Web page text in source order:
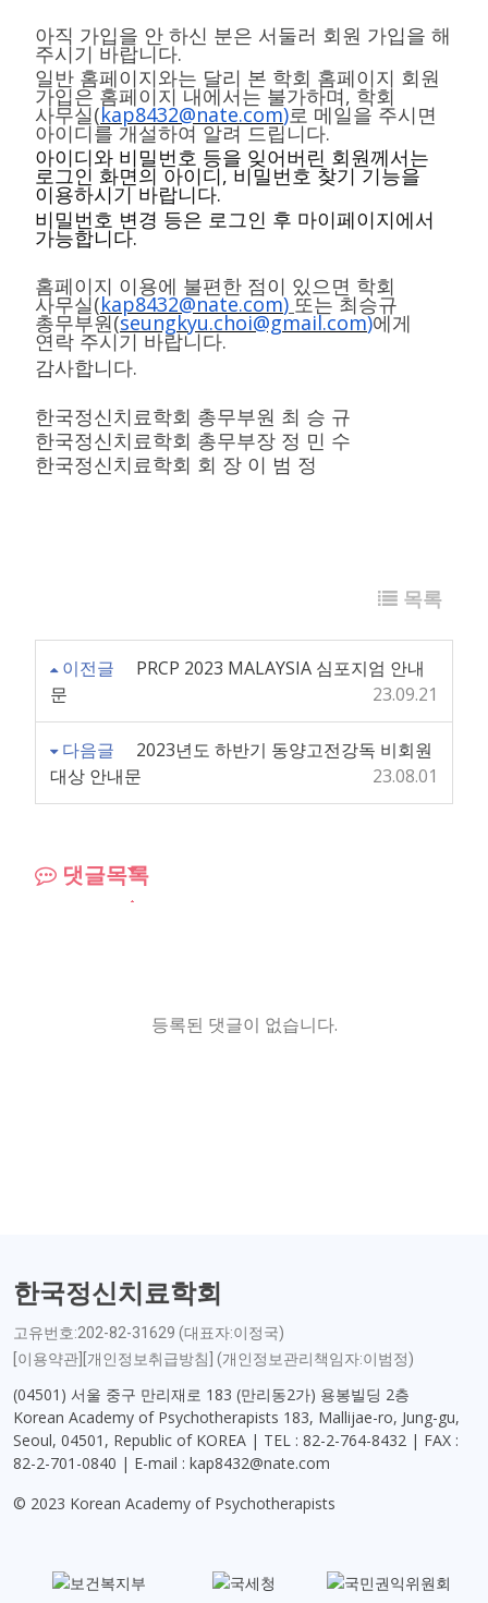
아직 가입을 안 하신 분은 서둘러 회원 가입을 해
주시기 바랍니다.
일반 홈페이지와는 달리 본 학회 홈페이지 회원
가입은 홈페이지 내에서는 불가하며 ,학회
사무실 (kap8432@nate.com)로 메일을 주시면
아이디를 개설하여 알려 드립니다.
아이디와 비밀번호 등을 잊어버린 회원께서는
로그인 화면의 아이디 ,비밀번호 찾기 기능을
이용하시기 바랍니다.
비밀번호 변경 등은 로그인 후 마이페이지에서
가능합니다.
홈페이지 이용에 불편한 점이 있으면 학회
사무실 (kap8432@nate.com) 또는 최승규
총무부원 (seungkyu.choi@gmail.com)에게
연락 주시기 바랍니다.
감사합니다.
한국정신치료학회 총무부원 최 승 규
한국정신치료학회 총무부장 정 민 수
한국정신치료학회 회 장 이 범 정
목록
이전글
PRCP 2023 MALAYSIA 심포지엄 안내
문
23.09.21
다음글
2023년도 하반기 동양고전강독 비회원
대상 안내문
23.08.01
댓글목록
등록된 댓글이 없습니다.
한국정신치료학회
고유번호:202-82-31629 (대표자:이정국)
[이용약관][개인정보취급방침] (개인정보관리책임자:이범정)
(04501) 서울 중구 만리재로 183 (만리동2가) 용봉빌딩 2층
Korean Academy of Psychotherapists 183, Mallijae-ro, Jung-gu,
Seoul, 04501, Republic of KOREA | TEL : 82-2-764-8432 | FAX :
82-2-701-0840 | E-mail : kap8432@nate.com
© 2023 Korean Academy of Psychotherapists